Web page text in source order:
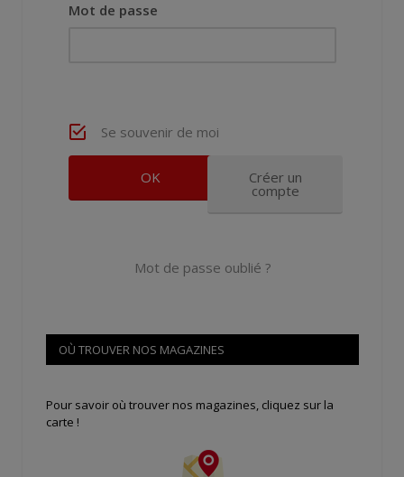
Mot de passe
Se souvenir de moi
Créer un
compte
Mot de passe oublié ?
OÙ TROUVER NOS MAGAZINES
Pour savoir où trouver nos magazines, cliquez sur la
carte !